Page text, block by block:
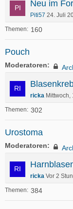
Themen 160
Piti57 24. Juli
Pouch
Moderatoren
Themen 302
ricka Mittwoch,
Urostoma
Moderatoren
Themen 384
ricka Vor 2